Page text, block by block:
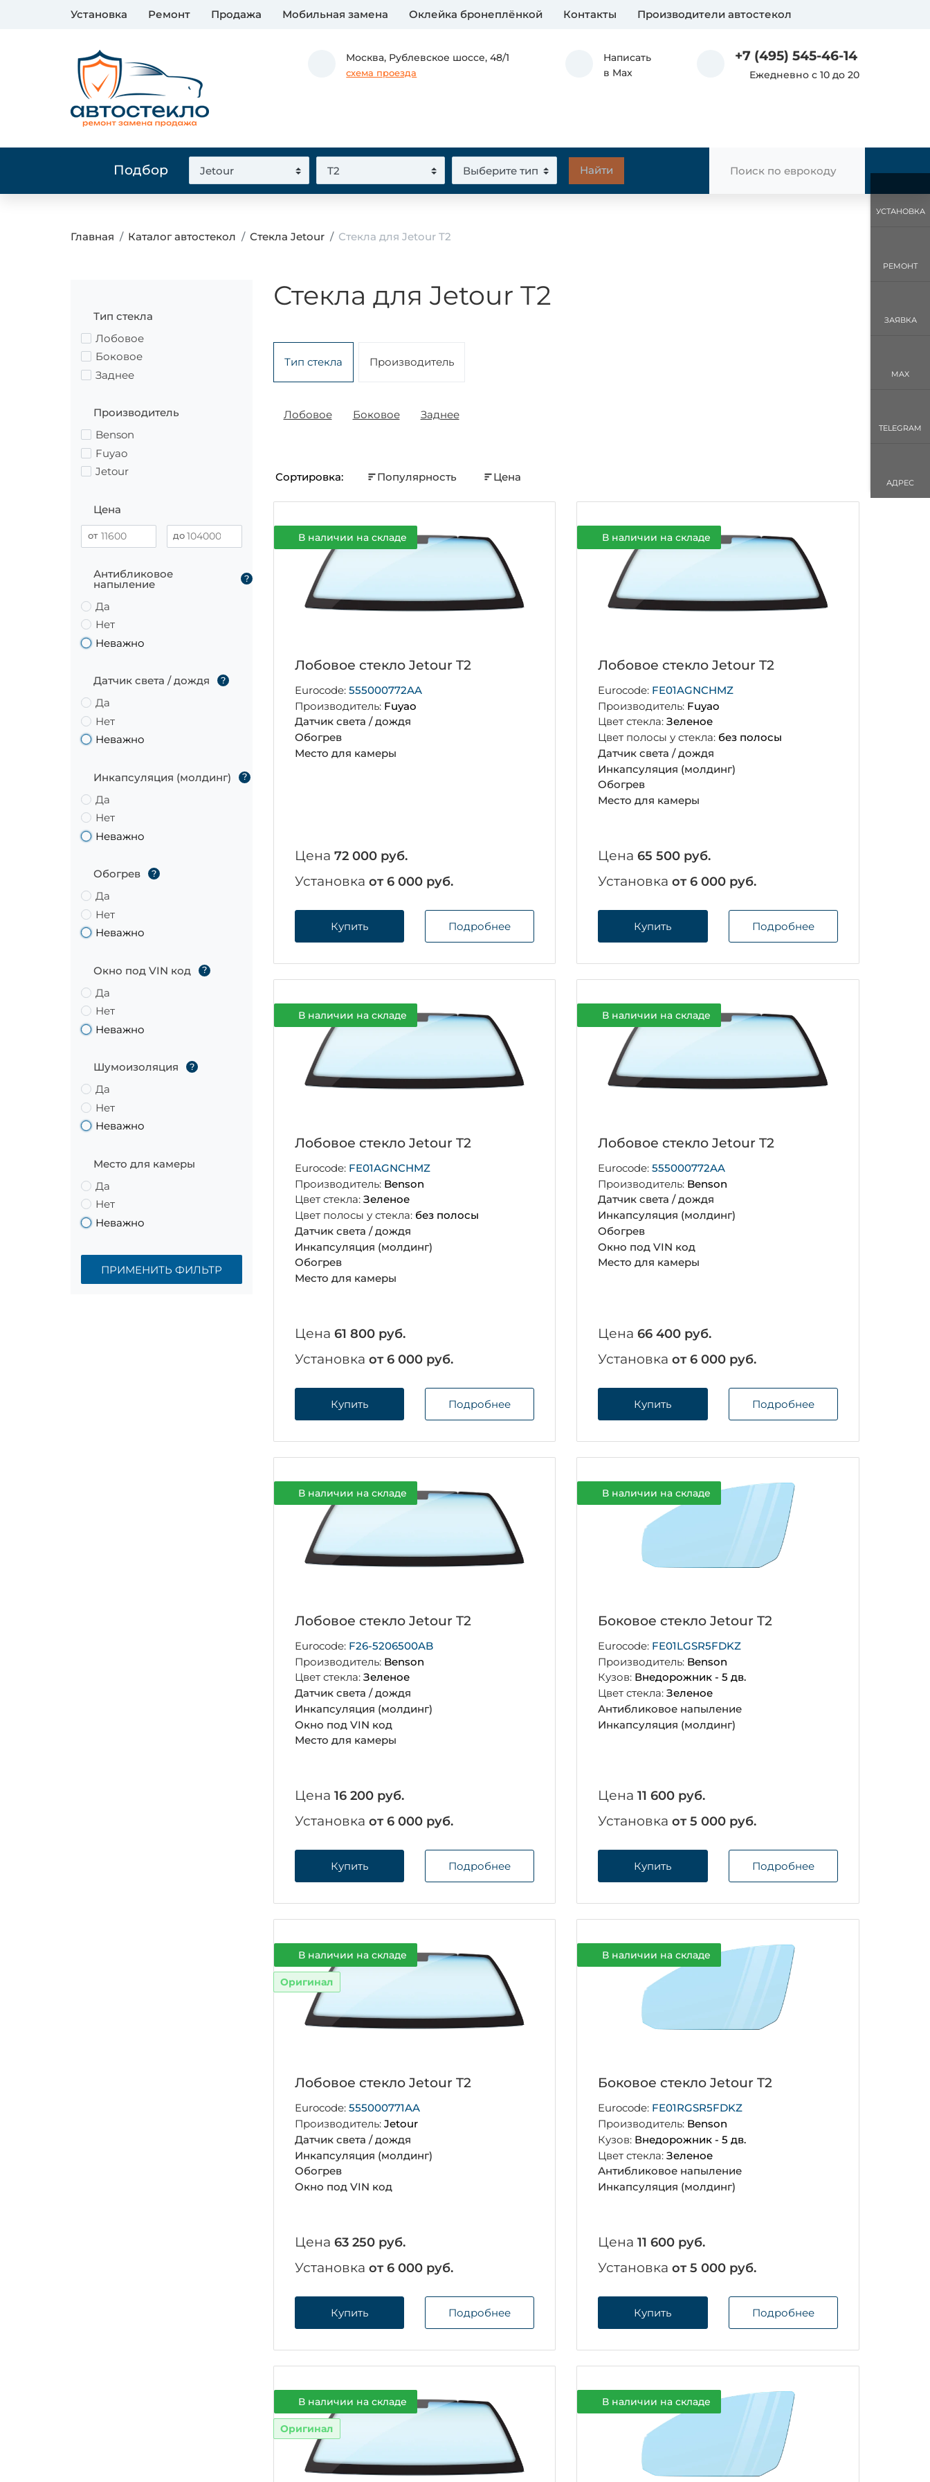
Установка Ремонт Продажа Мобильная замена Оклейка бронеплёнкой Контакты Производители автостекол
Москва, Рублевское шоссе, 48/1
схема проезда
Написать
в Max
+7 (495) 545-46-14
Ежедневно с 10 до 20
Подбор
Главная Каталог автостекол Стекла Jetour Стекла для Jetour T2
Тип стекла
Лобовое
Боковое
Заднее
Производитель
Benson
Fuyao
Jetour
Цена
Антибликовое
напыление ?
Да
Нет
Неважно
Датчик света / дождя ?
Да
Нет
Неважно
Инкапсуляция (молдинг) ?
Да
Нет
Неважно
Обогрев ?
Да
Нет
Неважно
Окно под VIN код ?
Да
Нет
Неважно
Шумоизоляция ?
Да
Нет
Неважно
Место для камеры
Да
Нет
Неважно
ПРИМЕНИТЬ ФИЛЬТР
Стекла для Jetour T2
Тип стекла
Лобовое Боковое Заднее
Производитель
Сортировка: Популярность Цена
В наличии на складе
Лобовое стекло Jetour T2
Eurocode: 555000772AA
Производитель: Fuyao
Датчик света / дождя
Обогрев
Место для камеры
Цена 72 000 руб.
Установка от 6 000 руб.
Купить Подробнее
В наличии на складе
Лобовое стекло Jetour T2
Eurocode: FE01AGNCHMZ
Производитель: Fuyao
Цвет стекла:Зеленое
Цвет полосы у стекла: без полосы
Датчик света / дождя
Инкапсуляция (молдинг)
Обогрев
Место для камеры
Цена65 500 руб.
Установкаот 6 000 руб.
Купить Подробнее
В наличии на складе
Лобовое стекло Jetour T2
Eurocode: FE01AGNCHMZ
Производитель: Benson
Цвет стекла: Зеленое
Цвет полосы у стекла: без полосы
Датчик света / дождя
Инкапсуляция (молдинг)
Обогрев
Место для камеры
Цена 61 800 руб.
Установка от 6 000 руб.
Купить Подробнее
В наличии на складе
Лобовое стекло Jetour T2
Eurocode:555000772AA
Производитель: Benson
Датчик света / дождя
Инкапсуляция (молдинг)
Обогрев
Окно под VIN код
Место для камеры
Цена66 400 руб.
Установкаот 6 000 руб.
Купить Подробнее
В наличии на складе
Лобовое стекло Jetour T2
Eurocode: F26-5206500AB
Производитель: Benson
Цвет стекла: Зеленое
Датчик света / дождя
Инкапсуляция (молдинг)
Окно под VIN код
Место для камеры
Цена 16 200 руб.
Установка от 6 000 руб.
Купить Подробнее
В наличии на складе
Боковое стекло Jetour T2
Eurocode: FE01LGSR5FDKZ
Производитель: Benson
Кузов: Внедорожник - 5 дв.
Цвет стекла:Зеленое
Антибликовое напыление
Инкапсуляция (молдинг)
Цена11 600 руб.
Установкаот 5 000 руб.
Купить Подробнее
В наличии на складе
Оригинал
Лобовое стекло Jetour T2
Eurocode: 555000771AA
Производитель: Jetour
Датчик света / дождя
Инкапсуляция (молдинг)
Обогрев
Окно под VIN код
Цена 63 250 руб.
Установка от 6 000 руб.
Купить Подробнее
В наличии на складе
Боковое стекло Jetour T2
Eurocode: FE01RGSR5FDKZ
Производитель: Benson
Кузов: Внедорожник - 5 дв.
Цвет стекла:Зеленое
Антибликовое напыление
Инкапсуляция (молдинг)
Цена11 600 руб.
Установкаот 5 000 руб.
Купить Подробнее
В наличии на складе
Оригинал
В наличии на складе
УСТАНОВКА
РЕМОНТ
ЗАЯВКА
MAX
TELEGRAM
АДРЕС